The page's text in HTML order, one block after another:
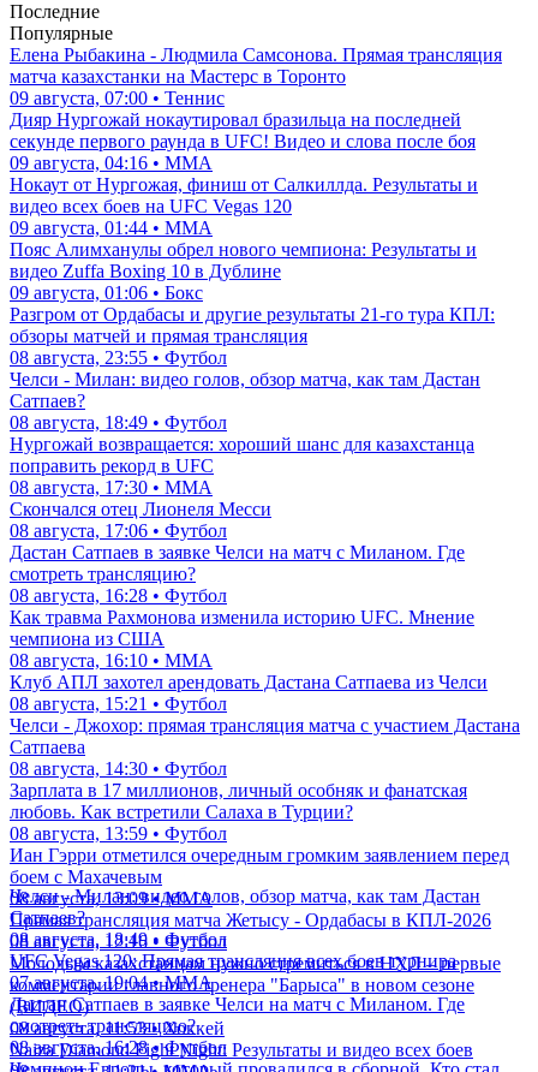
Последние
Популярные
Елена Рыбакина - Людмила Самсонова. Прямая трансляция
матча казахстанки на Мастерс в Торонто
09 августа, 07:00 • Теннис
Дияр Нургожай нокаутировал бразильца на последней
секунде первого раунда в UFC! Видео и слова после боя
09 августа, 04:16 • ММА
Нокаут от Нургожая, финиш от Салкиллда. Результаты и
видео всех боев на UFC Vegas 120
09 августа, 01:44 • ММА
Пояс Алимханулы обрел нового чемпиона: Результаты и
видео Zuffa Boxing 10 в Дублине
09 августа, 01:06 • Бокс
Разгром от Ордабасы и другие результаты 21-го тура КПЛ:
обзоры матчей и прямая трансляция
08 августа, 23:55 • Футбол
Челси - Милан: видео голов, обзор матча, как там Дастан
Сатпаев?
08 августа, 18:49 • Футбол
Нургожай возвращается: хороший шанс для казахстанца
поправить рекорд в UFC
08 августа, 17:30 • ММА
Скончался отец Лионеля Месси
08 августа, 17:06 • Футбол
Дастан Сатпаев в заявке Челси на матч с Миланом. Где
смотреть трансляцию?
08 августа, 16:28 • Футбол
Как травма Рахмонова изменила историю UFC. Мнение
чемпиона из США
08 августа, 16:10 • ММА
Клуб АПЛ захотел арендовать Дастана Сатпаева из Челси
08 августа, 15:21 • Футбол
Челси - Джохор: прямая трансляция матча с участием Дастана
Сатпаева
08 августа, 14:30 • Футбол
Зарплата в 17 миллионов, личный особняк и фанатская
любовь. Как встретили Салаха в Турции?
08 августа, 13:59 • Футбол
Иан Гэрри отметился очередным громким заявлением перед
боем с Махачевым
08 августа, 13:09 • ММА
Прямая трансляция матча Жетысу - Ордабасы в КПЛ-2026
08 августа, 12:16 • Футбол
Молодым казахстанцам нужно стремиться в НХЛ – первые
комментарии главного тренера "Барыса" в новом сезоне
(ВИДЕО)
08 августа, 11:53 • Хоккей
Naiza Diamond Fight Night: Результаты и видео всех боев
Челси - Милан: видео голов, обзор матча, как там Дастан
Сатпаев?
08 августа, 18:49 • Футбол
UFC Vegas 120: Прямая трансляция всех боев турнира
07 августа, 19:04 • ММА
Дастан Сатпаев в заявке Челси на матч с Миланом. Где
смотреть трансляцию?
08 августа, 16:28 • Футбол